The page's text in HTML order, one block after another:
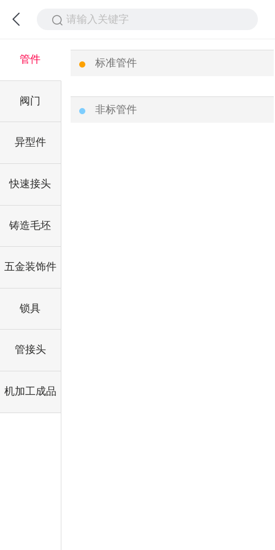
请输入关键字
管件
阀门
异型件
快速接头
铸造毛坯
五金装饰件
锁具
管接头
机加工成品
标准管件
非标管件